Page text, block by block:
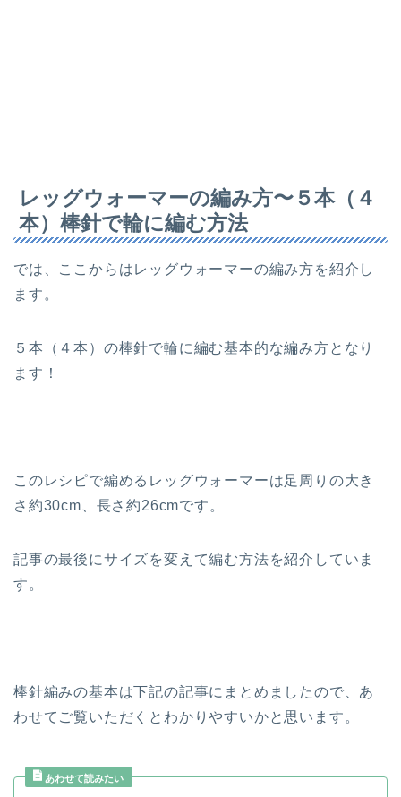
レッグウォーマーの編み方〜５本（４
本）棒針で輪に編む方法
では、ここからはレッグウォーマーの編み方を紹介し
ます。
５本（４本）の棒針で輪に編む基本的な編み方となり
ます！
このレシピで編めるレッグウォーマーは足周りの大き
さ約30cm、長さ約26cmです。
記事の最後にサイズを変えて編む方法を紹介していま
す。
棒針編みの基本は下記の記事にまとめましたので、あ
わせてご覧いただくとわかりやすいかと思います。